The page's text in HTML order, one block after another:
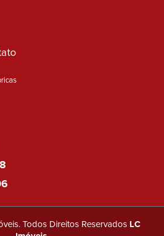
Todos Direitos Reservados LC